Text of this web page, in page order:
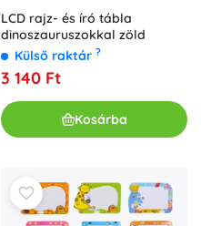
LCD rajz- és író tábla
dinoszauruszokkal zöld
Külső raktár ?
3 140 Ft
Kosárba